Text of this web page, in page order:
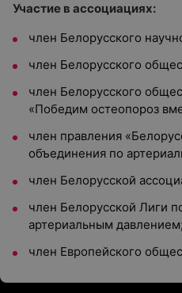
Участие в ассоциациях:
член Белорусского
член Белорусского
член Белорусского
«Победим остеопороз
член правления
объединения по
член Белорусской
член Белорусской Лиги
артериальным давлением;
член Европейского